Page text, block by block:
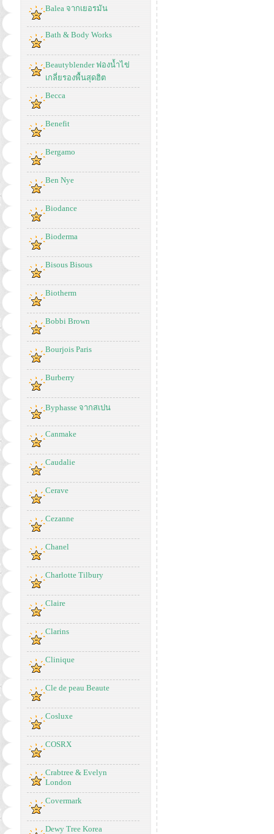
Balea จากเยอรมัน
Bath & Body Works
Beautyblender ฟองน้ำไข่
เกลี่ยรองพื้นสุดฮิต
Becca
Benefit
Bergamo
Ben Nye
Biodance
Bioderma
Bisous Bisous
Biotherm
Bobbi Brown
Bourjois Paris
Burberry
Byphasse จากสเปน
Canmake
Caudalie
Cerave
Cezanne
Chanel
Charlotte Tilbury
Claire
Clarins
Clinique
Cle de peau Beaute
Cosluxe
COSRX
Crabtree & Evelyn
London
Covermark
Dewy Tree Korea